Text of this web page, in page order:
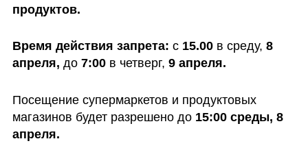
продуктов.
Время действия запрета: с 15.00 в среду, 8
апреля, до 7:00 в четверг, 9 апреля.
Посещение супермаркетов и продуктовых
магазинов будет разрешено до 15:00 среды, 8
апреля.